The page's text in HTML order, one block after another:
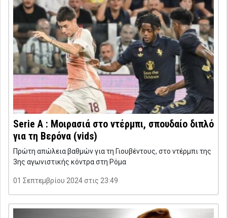
Serie A : Μοιρασιά στο ντέρμπι, σπουδαίο διπλό
για τη Βερόνα (vids)
Πρώτη απώλεια βαθμών για τη Γιουβέντους, στο ντέρμπι της
3ης αγωνιστικής κόντρα στη Ρόμα
01 Σεπτεμβρίου 2024 στις 23:49